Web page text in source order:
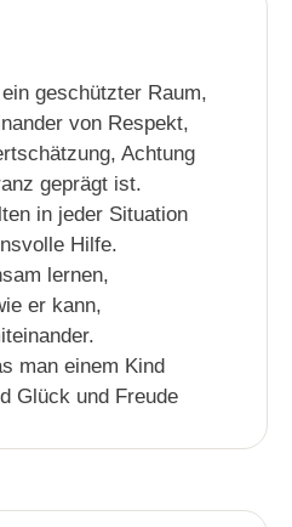
geschützter Raum,
von Respekt,
Achtung
geprägt ist.
in jeder Situation
Hilfe.
lernen,
er kann,
man einem Kind
Glück und Freude